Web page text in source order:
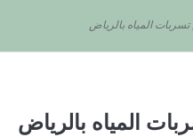
المياه بالرياض
المياه بالرياض